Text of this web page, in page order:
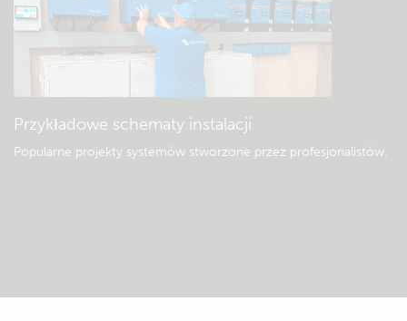
Przykładowe schematy instalacji
Popularne projekty systemów stworzone przez profesjonalistów.